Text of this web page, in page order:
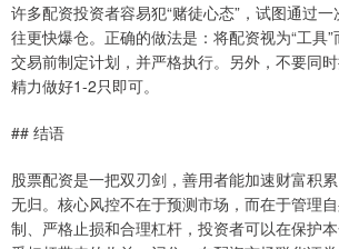
许多配资投资者容易犯“赌徒心态”，试图通过
往更快爆仓。正确的做法是：将配资视为“工具”
交易前制定计划，并严格执行。另外，不要同
精力做好1-2只即可。
## 结语
股票配资是一把双刃剑，善用者能加速财富积
无归。核心风控不在于预测市场，而在于管理
制、严格止损和合理杠杆，投资者可以在保护